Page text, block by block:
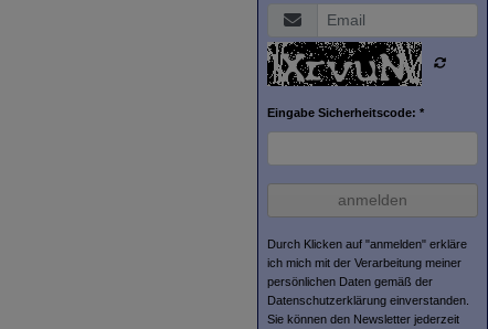
Eingabe Sicherheitscode: *
anmelden
Durch Klicken auf "anmelden" erkläre
ich mich mit der Verarbeitung meiner
persönlichen Daten gemäß der
Datenschutzerklärung einverstanden.
Sie können den Newsletter jederzeit